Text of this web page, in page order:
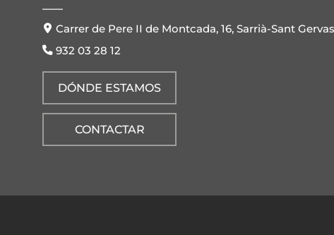
Carrer de Pere II de Montcada, 16, Sarrià-Sant
932 03 28 12
DÓNDE ESTAMOS
CONTACTAR